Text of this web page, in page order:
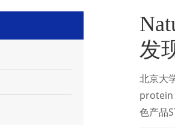
发
北京大
protein
色产品